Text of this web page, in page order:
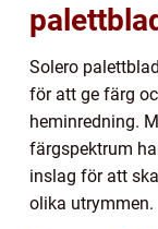
Solero
för att ge färg
heminredning.
färgspektrum
inslag för att
olika utrymmen.